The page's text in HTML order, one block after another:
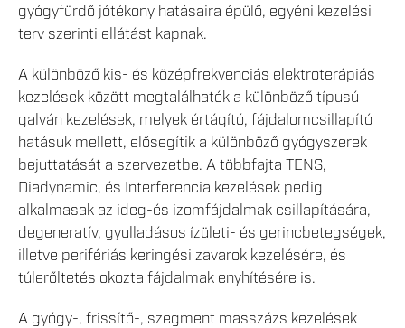
gyógyfürdő jótékony hatásaira épülő, egyéni kezelési
terv szerinti ellátást kapnak.
A különböző kis- és középfrekvenciás elektroterápiás
kezelések között megtalálhatók a különböző típusú
galván kezelések, melyek értágító, fájdalomcsillapító
hatásuk mellett, elősegítik a különböző gyógyszerek
bejuttatását a szervezetbe. A többfajta TENS,
Diadynamic, és Interferencia kezelések pedig
alkalmasak az ideg-és izomfájdalmak csillapítására,
degeneratív, gyulladásos ízületi- és gerincbetegségek,
illetve perifériás keringési zavarok kezelésére, és
túlerőltetés okozta fájdalmak enyhítésére is.
A gyógy-, frissítő-, szegment masszázs kezelések